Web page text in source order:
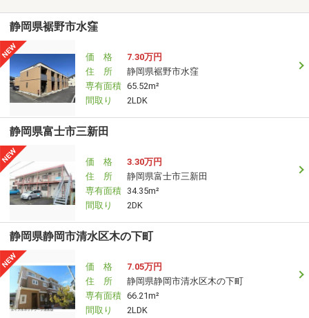
静岡県裾野市水窪
価 格
7.30万円
住 所
静岡県裾野市水窪
専有面積 65.52m²
間取り
2LDK
静岡県富士市三新田
価 格
3.30万円
住 所
静岡県富士市三新田
専有面積 34.35m²
間取り
2DK
静岡県静岡市清水区木の下町
価 格
7.05万円
住 所
静岡県静岡市清水区木の下町
専有面積 66.21m²
間取り
2LDK